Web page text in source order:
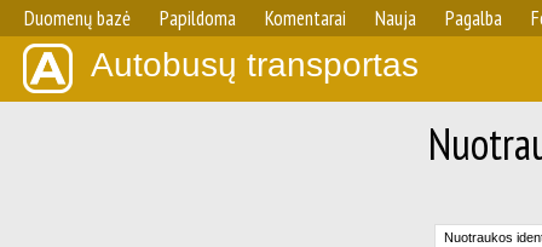
Duomenų bazė Papildoma Komentarai Nauja Pagalba
Autobusų transportas
Nuotraukos